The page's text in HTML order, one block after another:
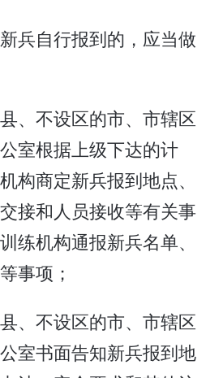
兵自行报到的，应当做
、不设区的市、市辖区
室根据上级下达的计
构商定新兵报到地点、
接和人员接收等有关事
练机构通报新兵名单、
事项；
、不设区的市、市辖区
室书面告知新兵报到地